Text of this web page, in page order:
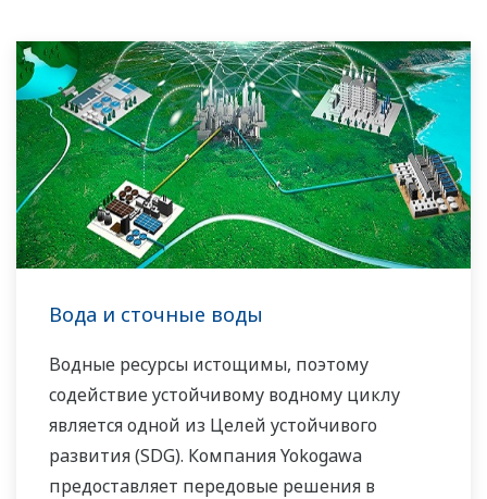
Вода и сточные воды
Водные ресурсы истощимы, поэтому
содействие устойчивому водному циклу
является одной из Целей устойчивого
развития (SDG). Компания Yokogawa
предоставляет передовые решения в